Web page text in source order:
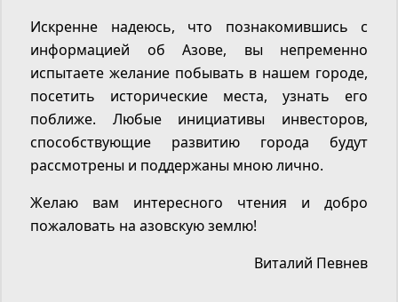
Искренне надеюсь, что познакомившись с
информацией об Азове, вы непременно
испытаете желание побывать в нашем городе,
посетить исторические места, узнать его
поближе. Любые инициативы инвесторов,
способствующие развитию города будут
рассмотрены и поддержаны мною лично.
Желаю вам интересного чтения и добро
пожаловать на азовскую землю!
Виталий Певнев